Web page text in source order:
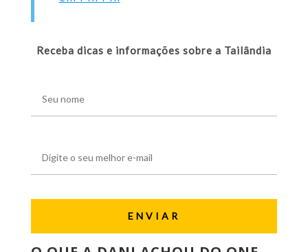
Receba dicas e informações sobre a Tailândia